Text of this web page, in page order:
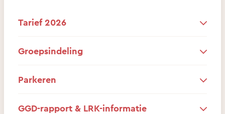
Tarief 2026
Groepsindeling
Parkeren
GGD-rapport & LRK-informatie